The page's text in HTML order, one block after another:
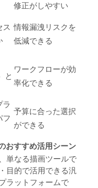
修正がしやすい
ス 情報漏洩リスクを
低減できる
と
ワークフローが効
率化できる
ラ
フ
予算に合った選択
ができる
おすすめ活用シーン
単なる描画ツールで
目的で活用できる汎
ラットフォームで